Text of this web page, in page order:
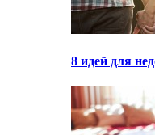
8 идей для